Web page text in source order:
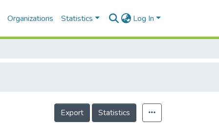
Organizations Statistics Log In
Export Statistics